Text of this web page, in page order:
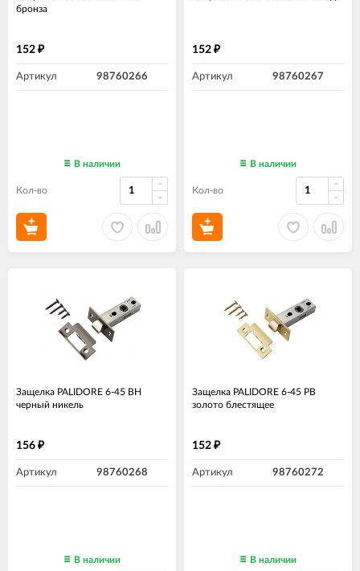
бронза
152 ₽
Артикул 98760266
В наличии
Кол-во
152 ₽
Артикул 98760267
В наличии
Кол-во
Защелка PALIDORE 6-45 BH
черный никель
156 ₽
Артикул 98760268
В наличии
Защелка PALIDORE 6-45 PB
золото блестящее
152 ₽
Артикул 98760272
В наличии